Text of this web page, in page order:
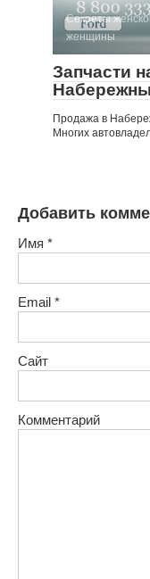
Секреты
женщины
Запчасти
Продажа в
Многих
Добавить
Имя *
Email *
Сайт
Комментарий